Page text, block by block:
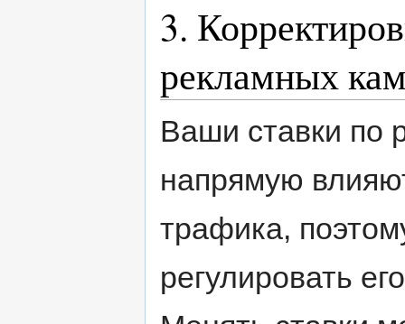
3.
рекламных
Ваши ставки по
напрямую
трафика,
регулировать